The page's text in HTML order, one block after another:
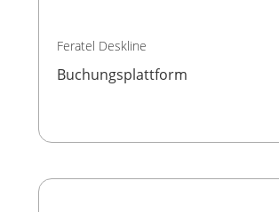
Feratel Deskline
Buchungsplattform